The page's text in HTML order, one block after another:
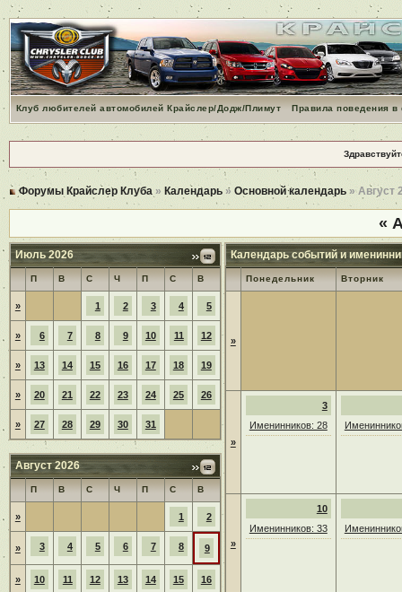
Клуб любителей автомобилей Крайслер/Додж/Плимут Правила поведения
Форумы Крайслер Клуба » Календарь» Основной календарь» Август
«
Июль 2026
П В С Ч П С В
» 1 2 3 4 5
» 6 7 8 9 10 11 12
» 13 14 15 16 17 18 19
» 20 21 22 23 24 25 26
» 27 28 29 30 31
Август 2026
П В С Ч П С В
» 1 2
» 3 4 5 6 7 8 9
» 10 11 12 13 14 15 16
Календарь событий и
Понедельник Вторник
»
»
3
Именинников: 28
»
10
Именинников: 33